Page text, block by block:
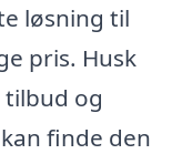
løsning til
pris. Husk
og
finde den